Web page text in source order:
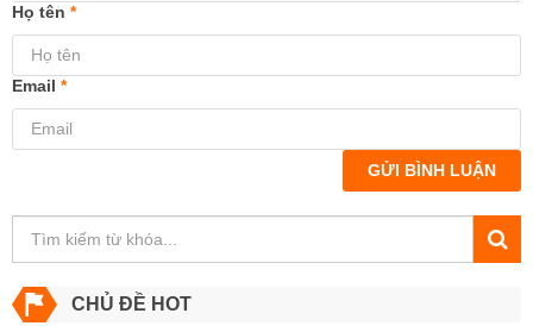
Họ tên *
Email *
GỬI BÌNH LUẬN
CHỦ ĐỀ HOT